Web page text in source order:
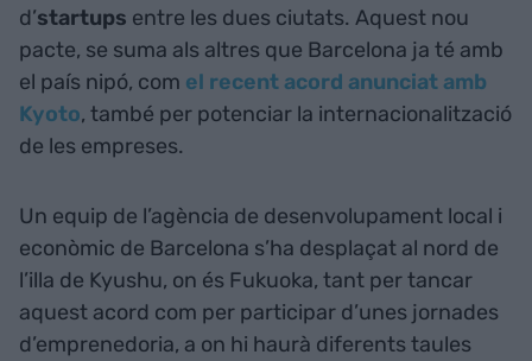
d’startups entre les dues ciutats. Aquest nou
pacte, se suma als altres que Barcelona ja té amb
el país nipó, com el recent acord anunciat amb
Kyoto, també per potenciar la internacionalització
de les empreses.
Un equip de l’agència de desenvolupament local i
econòmic de Barcelona s’ha desplaçat al nord de
l’illa de Kyushu, on és Fukuoka, tant per tancar
aquest acord com per participar d’unes jornades
d’emprenedoria, a on hi haurà diferents taules